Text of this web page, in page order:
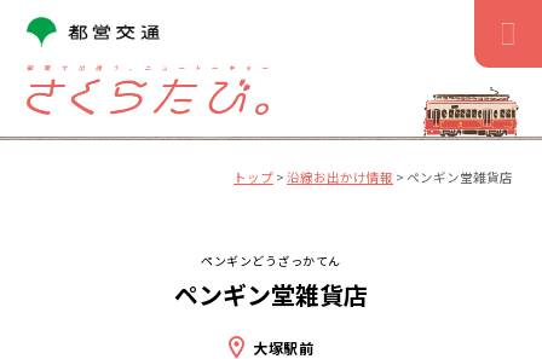
へ
トップ > 沿線お出かけ情報 > ペンギン堂雑貨店
ペンギンどうざっかてん
ペンギン堂雑貨店
大塚駅前